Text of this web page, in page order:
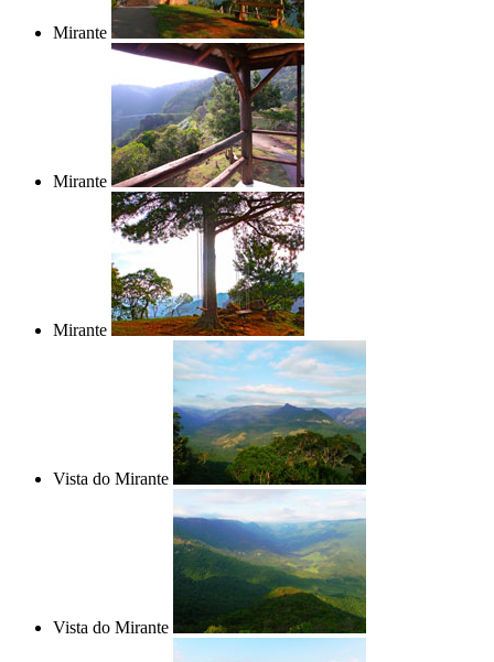
Mirante
Mirante
Mirante
Vista do Mirante
Vista do Mirante